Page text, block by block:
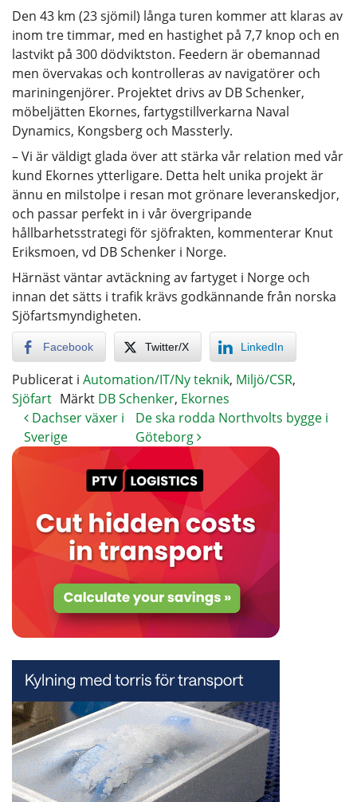
Den 43 km (23 sjömil) långa turen kommer att klaras av
inom tre timmar, med en hastighet på 7,7 knop och en
lastvikt på 300 dödviktston. Feedern är obemannad
men övervakas och kontrolleras av navigatörer och
mariningenjörer. Projektet drivs av DB Schenker,
möbeljätten Ekornes, fartygstillverkarna Naval
Dynamics, Kongsberg och Massterly.
– Vi är väldigt glada över att stärka vår relation med vår
kund Ekornes ytterligare. Detta helt unika projekt är
ännu en milstolpe i resan mot grönare leveranskedjor,
och passar perfekt in i vår övergripande
hållbarhetsstrategi för sjöfrakten, kommenterar Knut
Eriksmoen, vd DB Schenker i Norge.
Härnäst väntar avtäckning av fartyget i Norge och
innan det sätts i trafik krävs godkännande från norska
Sjöfartsmyndigheten.
Facebook Twitter/X LinkedIn
Publicerat i Automation/IT/Ny teknik, Miljö/CSR,
Sjöfart Märkt DB Schenker, Ekornes
Dachser växer i
Sverige
De ska rodda Northvolts bygge i
Göteborg